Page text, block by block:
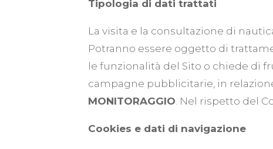
Tipologia di dati trattati
La visita e la consultazione di
Potranno essere oggetto di
le funzionalità del Sito o chiede di
campagne pubblicitarie, in
MONITORAGGIO . Nel rispetto del
Cookies e dati di navigazione